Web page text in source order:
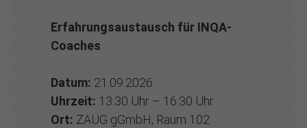
Erfahrungsaustausch für INQA-
Coaches
Datum: 21.09.2026
Uhrzeit: 13:30 Uhr – 16:30 Uhr
Ort: ZAUG gGmbH, Raum 102